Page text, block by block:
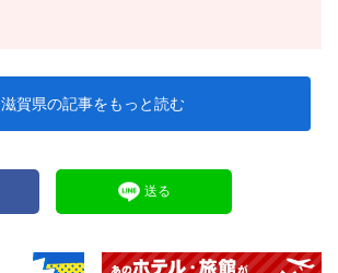
滋賀県の記事をもっと読む
送る